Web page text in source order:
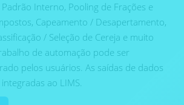
Interno, Pooling de Frações e
Capeamento / Desapertamento,
/ Seleção de Cereja e muito
de automação pode ser
pelos usuários. As saídas de dados
ao LIMS.